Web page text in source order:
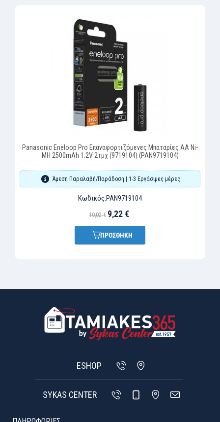
Panasonic Eneloop Pro Επαναφορτιζόμενες Μπαταρίες AA Ni-
MH 2500mAh 1.2V 2τμχ (9719104) (PAN9719104)
Άμεση Παραλαβή/Παράδοση | 1-3 Εργάσιμες μέρες
Κωδικός:PAN9719104
10,02 € 9,22 €
ΠΡΟΣΘΗΚΗ
ESHOP
SYKAS CENTER